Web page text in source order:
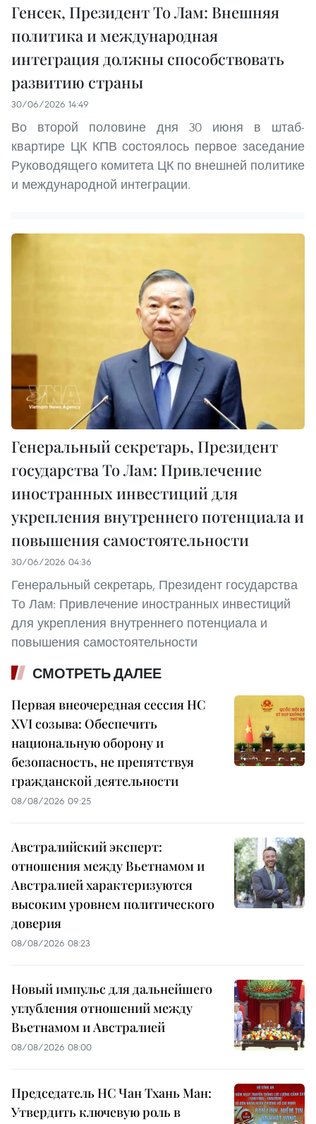
Генсек, Президент То Лам: Внешняя
политика и международная
интеграция должны способствовать
развитию страны
30/06/2026 14:49
Во второй половине дня 30 июня в штаб-
квартире ЦК КПВ состоялось первое заседание
Руководящего комитета ЦК по внешней политике
и международной интеграции.
Генеральный секретарь, Президент
государства То Лам: Привлечение
иностранных инвестиций для
укрепления внутреннего потенциала и
повышения самостоятельности
30/06/2026 04:36
Генеральный секретарь, Президент государства
То Лам: Привлечение иностранных инвестиций
для укрепления внутреннего потенциала и
повышения самостоятельности
СМОТРЕТЬ ДАЛЕЕ
Первая внеочередная сессия НС
XVI созыва: Обеспечить
национальную оборону и
безопасность, не препятствуя
гражданской деятельности
08/08/2026 09:25
Австралийский эксперт:
отношения между Вьетнамом и
Австралией характеризуются
высоким уровнем политического
доверия
08/08/2026 08:23
Новый импульс для дальнейшего
углубления отношений между
Вьетнамом и Австралией
08/08/2026 08:00
Председатель НС Чан Тхань Ман:
Утвердить ключевую роль в